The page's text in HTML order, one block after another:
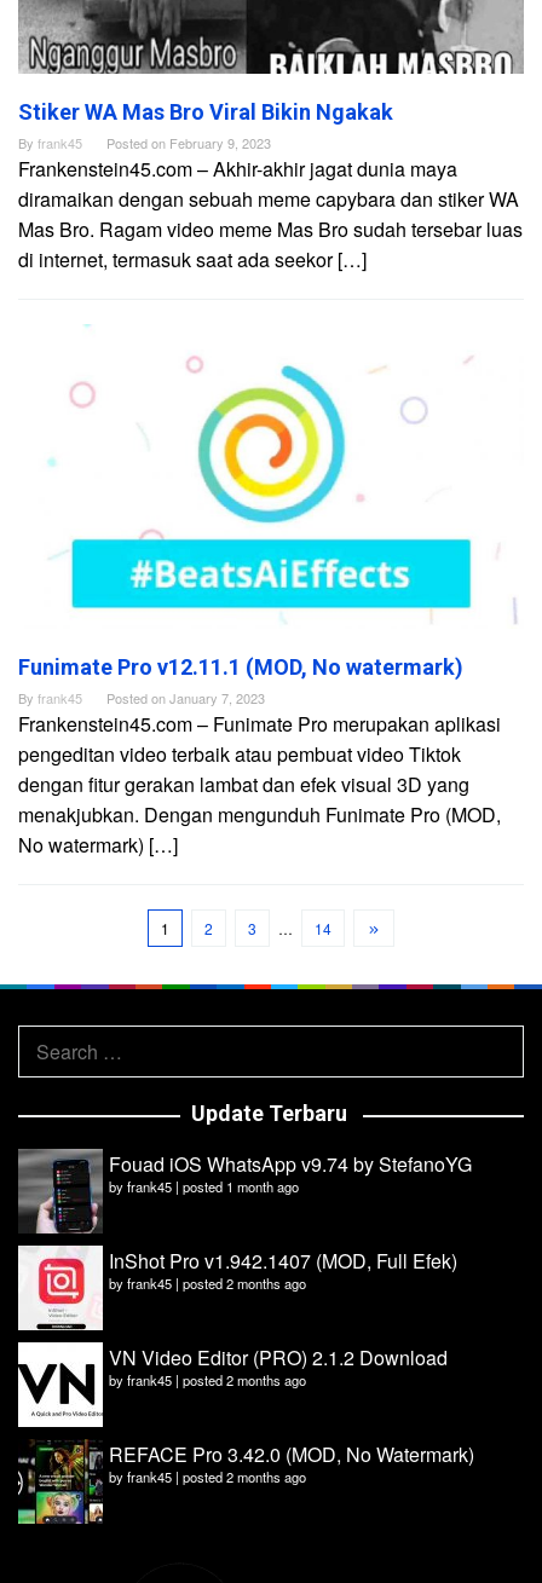
Stiker WA Mas Bro Viral Bikin Ngakak
By frank45 Posted on February 9, 2023
Frankenstein45.com – Akhir-akhir jagat dunia maya
diramaikan dengan sebuah meme capybara dan stiker WA
Mas Bro. Ragam video meme Mas Bro sudah tersebar luas
di internet, termasuk saat ada seekor […]
Funimate Pro v12.11.1 (MOD, No watermark)
By frank45 Posted onJanuary 7, 2023
Frankenstein45.com – Funimate Pro merupakan aplikasi
pengeditan video terbaik atau pembuat video Tiktok
dengan fitur gerakan lambat dan efek visual 3D yang
menakjubkan. Dengan mengunduh Funimate Pro (MOD,
No watermark) […]
1 2 3 … 14
Search
for:
Update Terbaru
Fouad iOS WhatsApp v9.74 by StefanoYG
byfrank45 | posted 1 month ago
InShot Pro v1.942.1407 (MOD, Full Efek)
byfrank45 | posted 2 months ago
VN Video Editor (PRO) 2.1.2 Download
byfrank45 | posted 2 months ago
REFACE Pro 3.42.0 (MOD, No Watermark)
byfrank45 | posted 2 months ago